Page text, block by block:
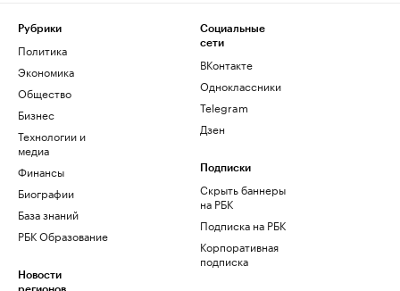
Рубрики
Политика
Экономика
Общество
Бизнес
Технологии и
медиа
Финансы
Биографии
База знаний
РБК Образование
Новости
Социальные
сети
ВКонтакте
Одноклассники
Telegram
Дзен
Подписки
Скрыть баннеры
на РБК
Подписка на РБК
Корпоративная
подписка